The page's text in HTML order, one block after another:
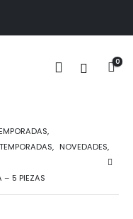
0
,
, NOVEDADES,
– 5 PIEZAS